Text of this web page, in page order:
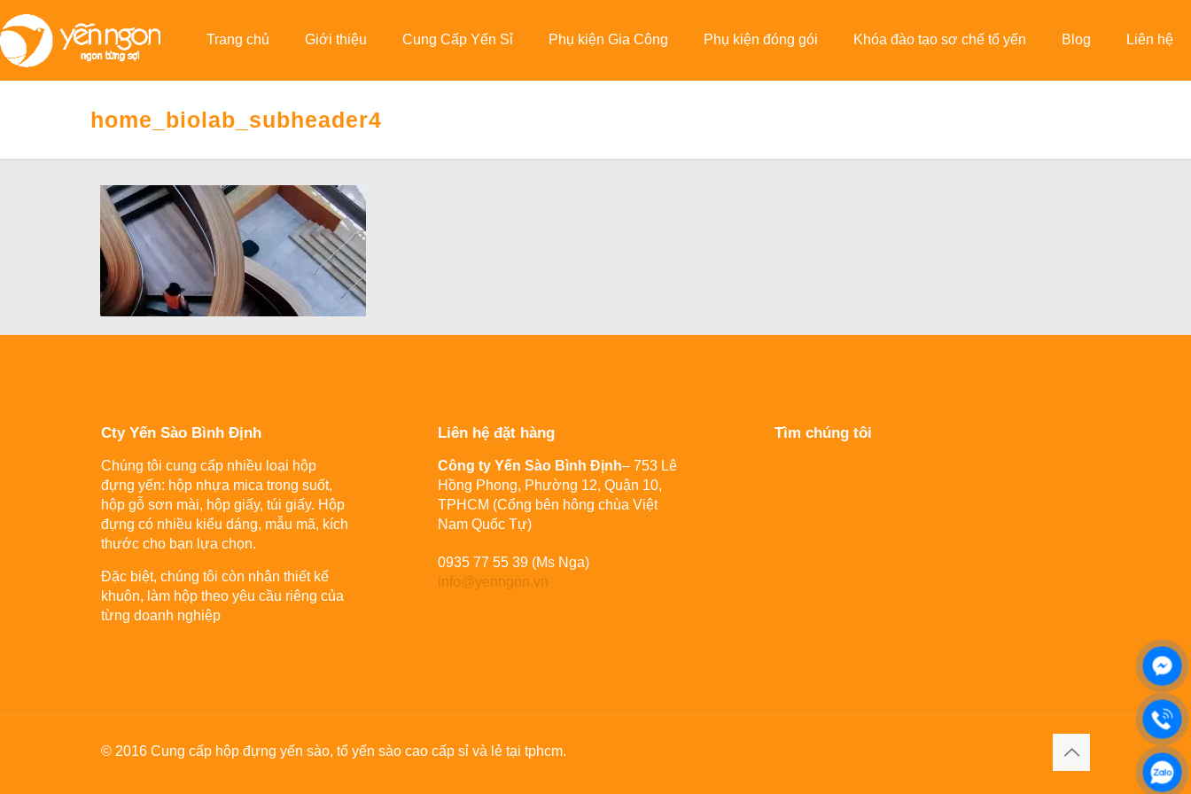
Trang chủ Giới thiệu Cung Cấp Yến Sỉ Phụ kiện Gia Công Phụ kiện đóng gói Khóa đào tạo sơ chế tổ yến Blog Liên hệ
home_biolab_subheader4
Cty Yến Sào Bình Định
Chúng tôi cung cấp nhiều loại hộp
đựng yến: hộp nhựa mica trong suốt,
hộp gỗ sơn mài, hộp giấy, túi giấy. Hộp
đựng có nhiều kiểu dáng, mẫu mã, kích
thước cho bạn lựa chọn.
Đặc biệt, chúng tôi còn nhận thiết kế
khuôn, làm hộp theo yêu cầu riêng của
từng doanh nghiệp
Liên hệ đặt hàng
Công ty Yến Sào Bình Định– 753 Lê
Hồng Phong, Phường 12, Quận 10,
TPHCM (Cổng bên hông chùa Việt
Nam Quốc Tự)
0935 77 55 39 (Ms Nga)
info@yenngon.vn
Tìm chúng tôi
© 2016 Cung cấp hộp đựng yến sào, tổ yến sào cao cấp sỉ và lẻ tại tphcm.